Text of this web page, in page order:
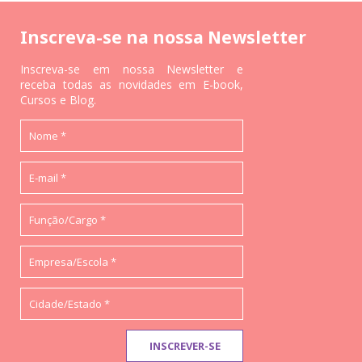
Inscreva-se na nossa Newsletter
Inscreva-se em nossa Newsletter e
receba todas as novidades em E-book,
Cursos e Blog.